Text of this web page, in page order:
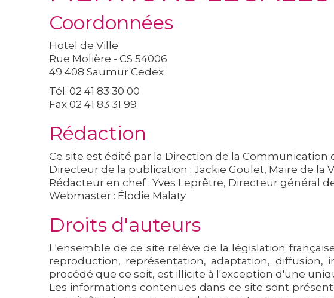
Coordonnées
Hotel de Ville
Rue Molière - CS 54006
49 408 Saumur Cedex
Tél. 02 41 83 30 00
Fax 02 41 83 31 99
Rédaction
Ce site est édité par la Direction de la Communication
Directeur de la publication : Jackie Goulet, Maire de la
Rédacteur en chef: Yves Leprêtre, Directeur général
Webmaster : Élodie Malaty
Droits d'auteurs
L'ensemble de ce site relève de la législation
reproduction, représentation, adaptation,
procédé que ce soit, est illicite à l'exception d'une
Les informations contenues dans ce site sont